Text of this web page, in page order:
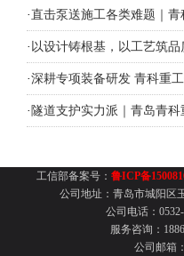
·直击泵送施工各类难题｜青
· 以设计铸根基，以工艺筑
·深耕专项装备研发 青科重
· 隧道支护实力派｜青岛青科
工信部备案号： 鲁ICP备
公司地址：青岛市城阳区
公司电话：
服务咨询：
公司邮箱